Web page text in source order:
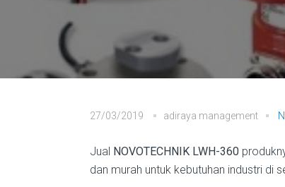
27/03/2019 adiraya management
Jual NOVOTECHNIK LWH-360
dan murah untuk kebutuhan industri di